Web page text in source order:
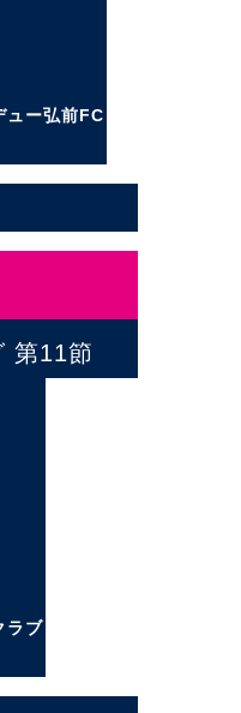
ュー弘前FC
第11節
ラブ